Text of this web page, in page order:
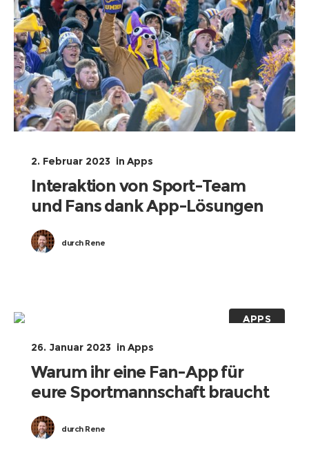
2. Februar 2023 in Apps
Interaktion von Sport-Team
und Fans dank App-Lösungen
durchRene
APPS
26. Januar 2023 in Apps
Warum ihr eine Fan-App für
eure Sportmannschaft braucht
durchRene